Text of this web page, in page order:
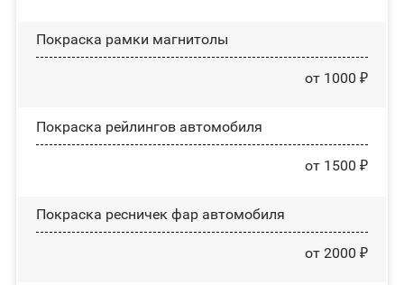
Покраска рамки магнитолы
от 1000 ₽
Покраска рейлингов автомобиля
от 1500 ₽
Покраска ресничек фар автомобиля
от 2000 ₽